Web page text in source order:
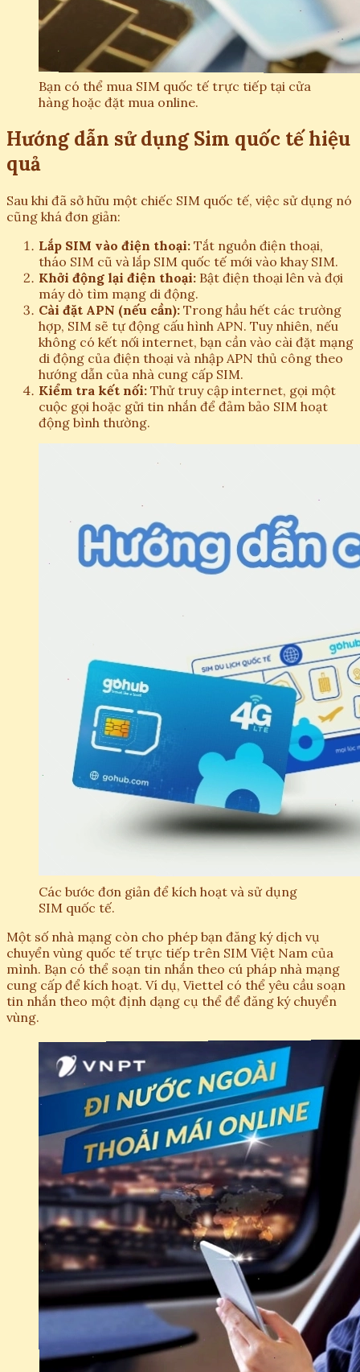
Bạn có thể mua SIM quốc tế trực tiếp tại cửa
hàng hoặc đặt mua online.
Hướng dẫn sử dụng Sim quốc tế hiệu
quả
Sau khi đã sở hữu một chiếc SIM quốc tế, việc sử dụng nó
cũng khá đơn giản:
Lắp SIM vào điện thoại: Tắt nguồn điện thoại,
tháo SIM cũ và lắp SIM quốc tế mới vào khay SIM.
Khởi động lại điện thoại: Bật điện thoại lên và đợi
máy dò tìm mạng di động.
Cài đặt APN (nếu cần): Trong hầu hết các trường
hợp, SIM sẽ tự động cấu hình APN. Tuy nhiên, nếu
không có kết nối internet, bạn cần vào cài đặt mạng
di động của điện thoại và nhập APN thủ công theo
hướng dẫn của nhà cung cấp SIM.
Kiểm tra kết nối: Thử truy cập internet, gọi một
cuộc gọi hoặc gửi tin nhắn để đảm bảo SIM hoạt
động bình thường.
Các bước đơn giản để kích hoạt và sử dụng
SIM quốc tế.
Một số nhà mạng còn cho phép bạn đăng ký dịch vụ
chuyển vùng quốc tế trực tiếp trên SIM Việt Nam của
mình. Bạn có thể soạn tin nhắn theo cú pháp nhà mạng
cung cấp để kích hoạt. Ví dụ, Viettel có thể yêu cầu soạn
tin nhắn theo một định dạng cụ thể để đăng ký chuyển
vùng.